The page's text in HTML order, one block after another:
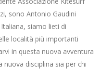
sono Antonio Gaudini
siamo lieti di
località più importanti
in questa nuova avventura
nuova disciplina sia per chi